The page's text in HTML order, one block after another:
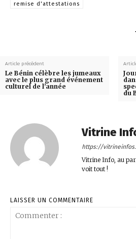
remise d'attestations
Article précédent
Le Bénin célèbre les jumeaux
avec le plus grand événement
culturel de l’année
du
Vitrine
https://
Vitrine Info, au
voit tout !
LAISSER UN COMMENTAIRE